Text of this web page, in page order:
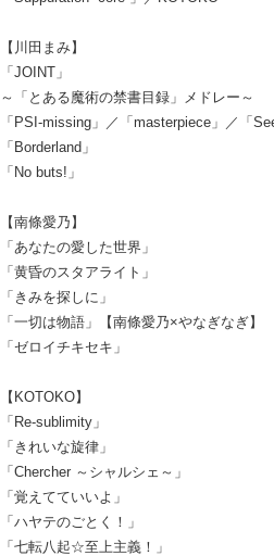
【川田まみ】
「JOINT」
～「とある魔術の禁書目録」メドレー～
「PSI-missing」／「masterpiece」／「
「Borderland」
「No buts!」
【南條愛乃】
「あなたの愛した世界」
「黄昏のスタアライト」
「きみを探しに」
「一切は物語」【南條愛乃×やなぎなぎ】
「ゼロイチキセキ」
【KOTOKO】
「Re-sublimity」
「きれいな旋律」
「Chercher ～シャルシェ～」
「覚えてていいよ」
「ハヤテのごとく！」
「七転八起☆至上主義！」